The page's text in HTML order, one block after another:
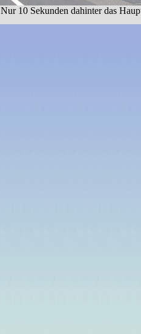
Nur 10 Sekunden dahinter das